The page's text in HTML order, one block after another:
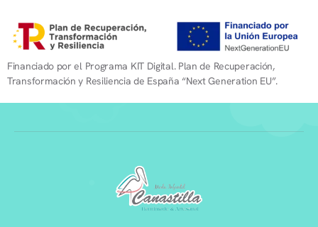
Financiado por el Programa KIT Digital. Plan de Recuperación,
Transformación y Resiliencia de España “Next Generation EU”.